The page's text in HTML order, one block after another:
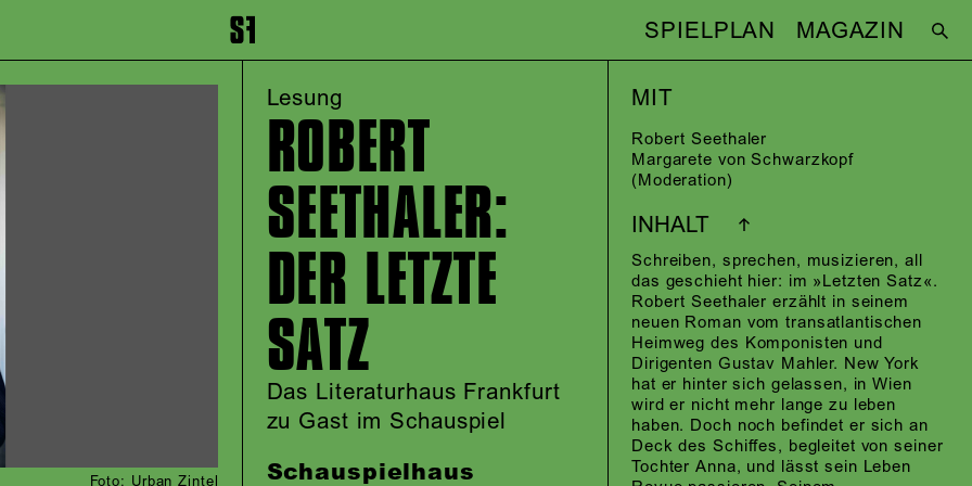
Zum Footer springen SPIELPLAN MAGAZIN
Lesung
ROBERT
SEETHALER:
DER LETZTE
SATZ
Das Literaturhaus Frankfurt
zu Gast im Schauspiel
Schauspielhaus
MIT
Robert Seethaler
Margarete von Schwarzkopf
(Moderation)
INHALT
Schreiben, sprechen, musizieren, all
das geschieht hier: im »Letzten Satz«.
Robert Seethaler erzählt in seinem
neuen Roman vom transatlantischen
Heimweg des Komponisten und
Dirigenten Gustav Mahler. New York
hat er hinter sich gelassen, in Wien
wird er nicht mehr lange zu leben
haben. Doch noch befindet er sich an
Deck des Schiffes, begleitet von seiner
Tochter Anna, und lässt sein Leben
Foto: Urban Zintel